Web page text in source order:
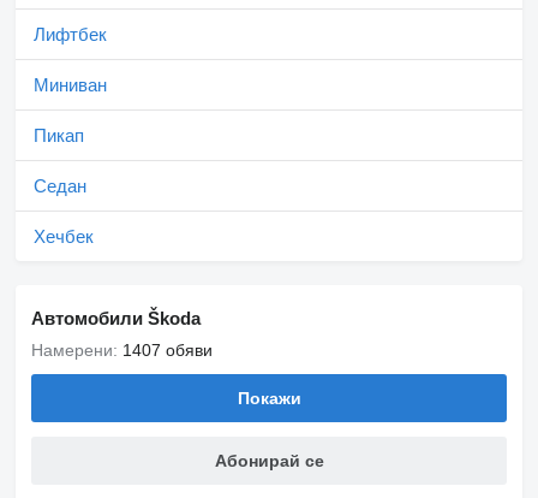
Лифтбек
Миниван
Пикап
Седан
Хечбек
Автомобили Škoda
Намерени: 1407 обяви
Покажи
Абонирай се